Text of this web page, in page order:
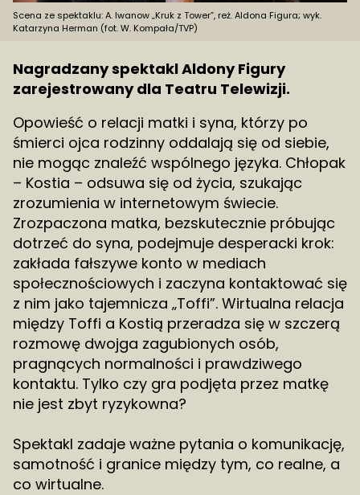
Scena ze spektaklu: A. Iwanow „Kruk z Tower”, reż. Aldona Figura; wyk.
Katarzyna Herman (fot. W. Kompała/TVP)
Nagradzany spektakl Aldony Figury
zarejestrowany dla Teatru Telewizji.
Opowieść o relacji matki i syna, którzy po
śmierci ojca rodzinny oddalają się od siebie,
nie mogąc znaleźć wspólnego języka. Chłopak
– Kostia – odsuwa się od życia, szukając
zrozumienia w internetowym świecie.
Zrozpaczona matka, bezskutecznie próbując
dotrzeć do syna, podejmuje desperacki krok:
zakłada fałszywe konto w mediach
społecznościowych i zaczyna kontaktować się
z nim jako tajemnicza „Toffi”. Wirtualna relacja
między Toffi a Kostią przeradza się w szczerą
rozmowę dwojga zagubionych osób,
pragnących normalności i prawdziwego
kontaktu. Tylko czy gra podjęta przez matkę
nie jest zbyt ryzykowna?
Spektakl zadaje ważne pytania o komunikację,
samotność i granice między tym, co realne, a
co wirtualne.